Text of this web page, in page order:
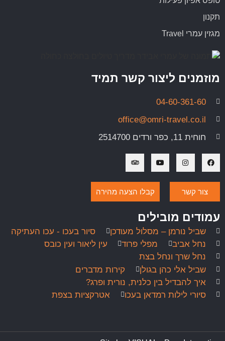
תקנון
מגזין עמרי Travel
מוזמנים ליצור קשר תמיד
04-60-361-60
office@omri-travel.co.il
חוחית 11, כפר ורדים 2514700
צור קשר קבלו הצעה מהירה
עמודים מובילים
שביל נורמן – מסלול מעודכן
סיור בעכו - עכו העתיקה
נחל אביב
מפלי פרוד
עין ליאור ועין כובס
נחל שרך ונחל בצת
שביל אלי כהן בגולן
קירות מדברים
איך להבדיל בין כלנית, נורית ופרג?
סיורי לילות רמדאן בעכו
אטרקציות בצפת